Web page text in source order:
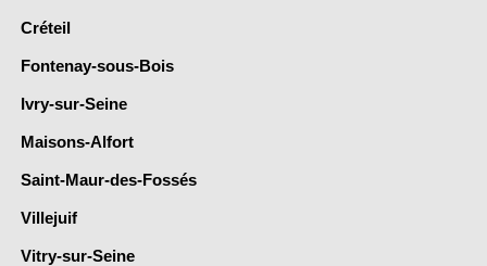
Créteil
Fontenay-sous-Bois
Ivry-sur-Seine
Maisons-Alfort
Saint-Maur-des-Fossés
Villejuif
Vitry-sur-Seine